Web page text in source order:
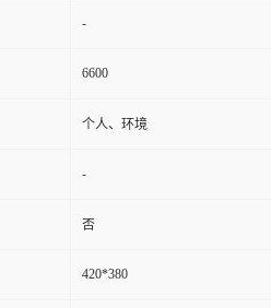
-
6600
个人、环境
-
否
420*380